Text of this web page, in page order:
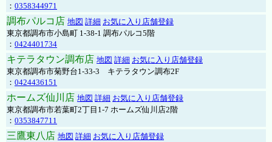
： 0358344971
調布パルコ店 地図 詳細 お気に入り店舗登録
東京都調布市小島町 1-38-1 調布パルコ5階
： 0424401734
キテラタウン調布店 地図 詳細 お気に入り店舗登録
東京都調布市菊野台1-33-3 キテラタウン調布2F
： 0424436151
ホームズ仙川店 地図 詳細 お気に入り店舗登録
東京都調布市若葉町2丁目1-7 ホームズ仙川店2階
： 0353847711
三鷹東八店 地図 詳細 お気に入り店舗登録